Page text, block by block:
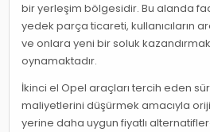
bir yerleşim bölgesidir. Bu alanda
yedek parça ticareti, kullanıcıların
ve onlara yeni bir soluk
oynamaktadır.
İkinci el Opel araçları tercih eden
maliyetlerini düşürmek amacıyla
yerine daha uygun fiyatlı